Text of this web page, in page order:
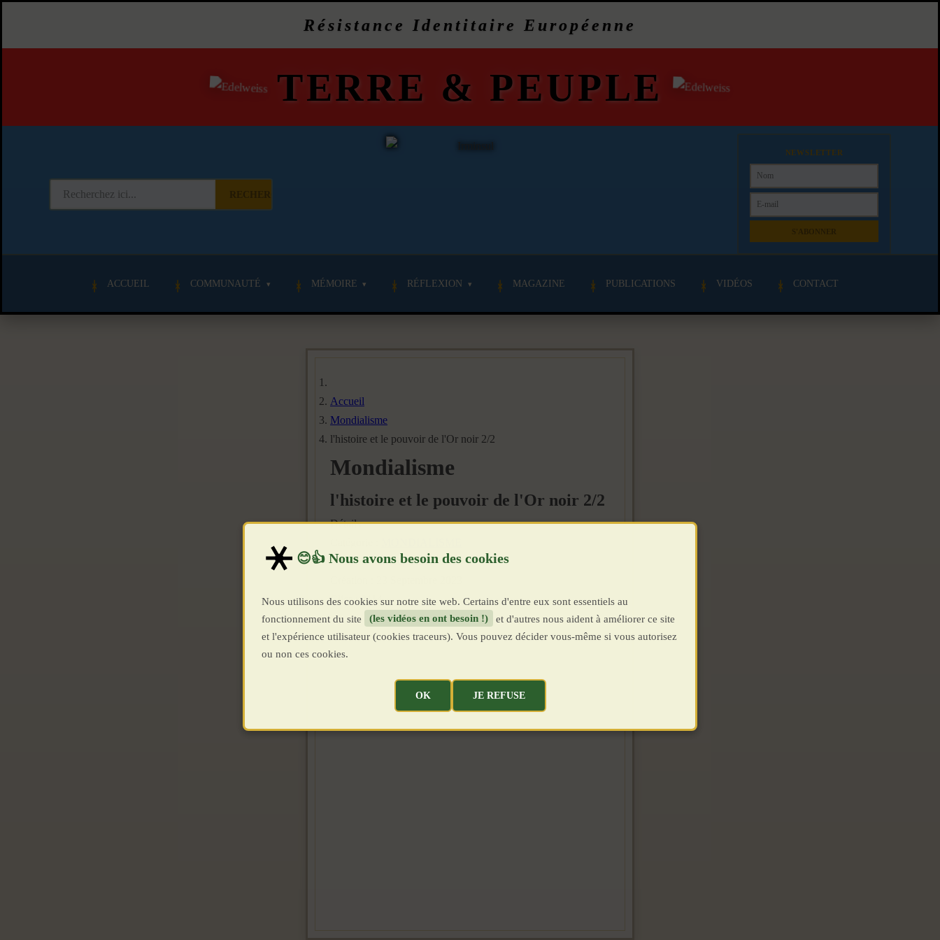
Résistance Identitaire Européenne
TERRE & PEUPLE
NEWSLETTER
ACCUEIL COMMUNAUTÉ MÉMOIRE RÉFLEXION MAGAZINE PUBLICATIONS VIDÉOS CONTACT
Accueil
Mondialisme
l'histoire et le pouvoir de l'Or noir 2/2
Mondialisme
l'histoire et le pouvoir de l'Or noir 2/2
Détails
Publié le : 23 Septembre 2023
Clics : 2114
Nous utilisons des cookies sur notre site web. Certains d'entre eux sont essentiels au
fonctionnement du site
(les vidéos en ont besoin !)
et d'autres nous aident à améliorer ce site
et l'expérience utilisateur (cookies traceurs). Vous pouvez décider vous-même si vous autorisez
ou non ces cookies.
OK JE REFUSE